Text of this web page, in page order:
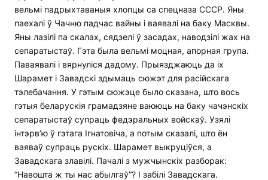
вельмі падрыхтаваныя хлопцы са спецназа СССР. Яны
паехалі ў Чачню падчас вайны і ваявалі на баку Масквы.
Яны лазілі па скалах, сядзелі ў засадах, наводзілі жах на
сепаратыстаў. Гэта была вельмі моцная, апорная група.
Паваявалі і вярнуліся дадому. Прыязджаюць да іх
Шарамет і Завадскі здымаць сюжэт для расійскага
тэлебачання. У гэтым сюжэце было сказана, што вось
гэтыя беларускія грамадзяне ваююць на баку чачэнскіх
сепаратыстаў супраць федэральных войскаў. Узялі
інтэрв’ю ў гэтага Ігнатовіча, а потым сказалі, што ён
ваяваў супраць рускіх. Шарамет выкруціўся, а
Завадскага злавілі. Пачалі з мужчынскіх разборак:
“Навошта ж ты нас абылгаў”? І забілі Завадскага.